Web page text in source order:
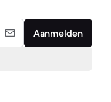
Aanmelden